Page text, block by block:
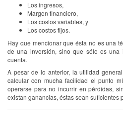
Los ingresos,
Margen financiero,
Los costos variables, y
Los costos fijos.
Hay que mencionar que ésta no es una
de una inversión, sino que sólo es una
cuenta.
A pesar de lo anterior, la utilidad
calcular con mucha facilidad el punto
operarse para no incurrir en pérdidas,
existan ganancias, éstas sean suficientes